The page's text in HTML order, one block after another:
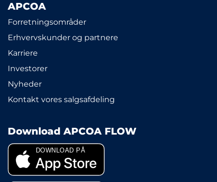
APCOA
Forretningsområder
Erhvervskunder og partnere
Karriere
Investorer
Nyheder
Kontakt vores salgsafdeling
Download APCOA FLOW